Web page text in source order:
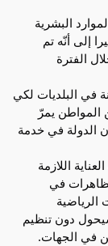
البشرية
إلى أنّه تم
الفترة
في البلديات لكي
المواطن يمرّ
الدولة في خدمة
اللازمة
في
سيحول دون تنظيم
في الجهات.